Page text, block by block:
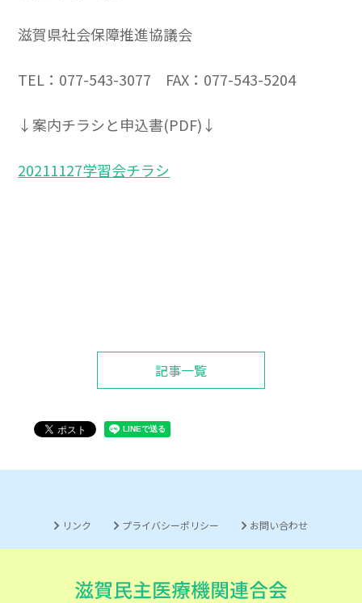
滋賀県社会保障推進協議会
TEL：077-543-3077 FAX：077-543-5204
↓案内チラシと申込書(PDF)↓
20211127学習会チラシ
記事一覧
リンク プライバシーポリシー お問い合わせ